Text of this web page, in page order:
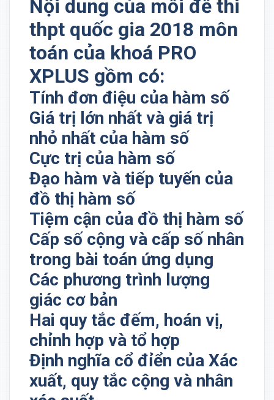
Nội dung của mỗi đề thi
thpt quốc gia 2018 môn
toán của khoá PRO
XPLUS gồm có:
Tính đơn điệu của hàm số
Giá trị lớn nhất và giá trị
nhỏ nhất của hàm số
Cực trị của hàm số
Đạo hàm và tiếp tuyến của
đồ thị hàm số
Tiệm cận của đồ thị hàm số
Cấp số cộng và cấp số nhân
trong bài toán ứng dụng
Các phương trình lượng
giác cơ bản
Hai quy tắc đếm, hoán vị,
chỉnh hợp và tổ hợp
Định nghĩa cổ đỉển của Xác
xuất, quy tắc cộng và nhân